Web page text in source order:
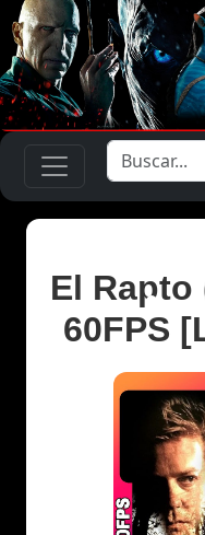
El Rapto
60FPS